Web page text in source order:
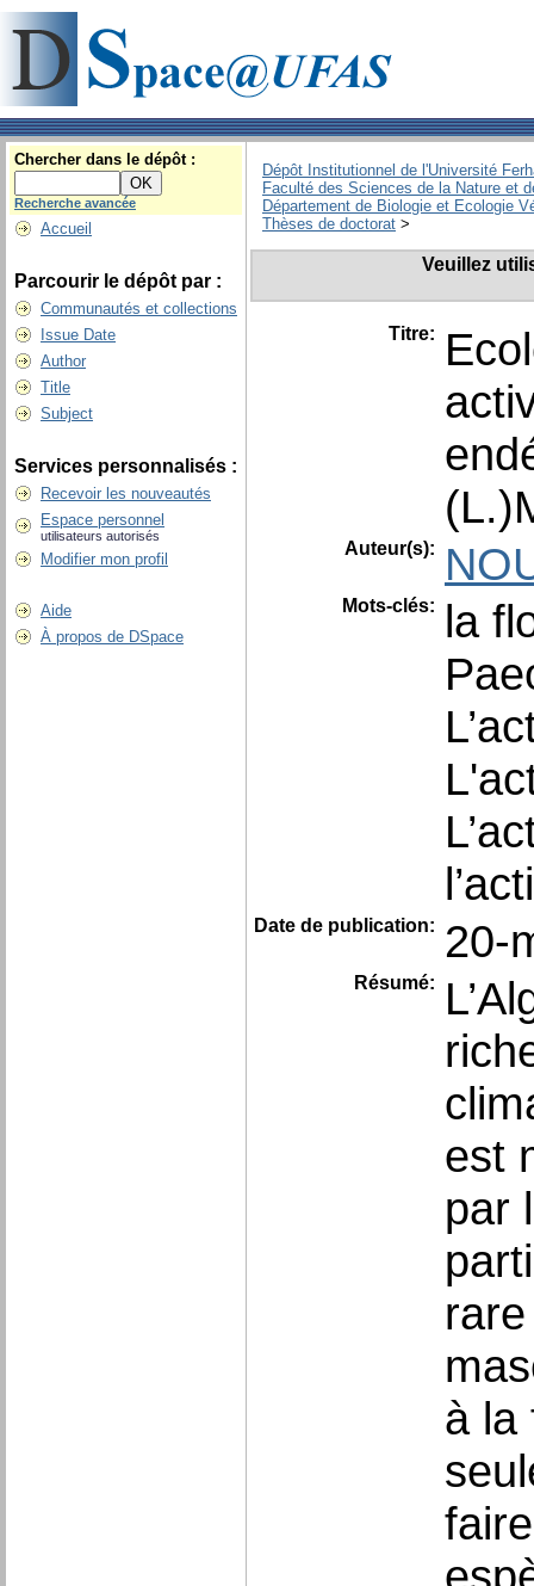
Chercher dans le dépôt :
Recherche avancée
Accueil
Parcourir le dépôt par :
Communautés et collections
Issue Date
Author
Title
Subject
Services personnalisés :
Recevoir les nouveautés
Espace personnel
utilisateurs autorisés
Modifier mon profil
Aide
À propos de DSpace
Dépôt Institutionnel de l'Université
Faculté des Sciences de la Nature et
Département de Biologie et Ecologie
Thèses de doctorat >
Veuillez
Titre:
Auteur(s):
Mots-clés:
la
Date de publication: 20-
Résumé:
est
par
à la